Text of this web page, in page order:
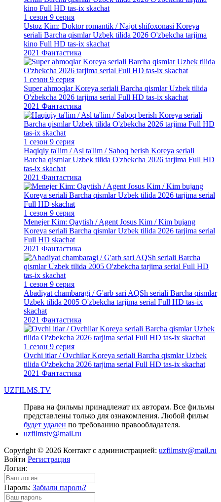
1 сезон 9 серия
Ustoz Kim: Doktor romantik / Najot shifoxonasi Koreya
seriali Barcha qismlar Uzbek tilida 2026 O'zbekcha tarjima
kino Full HD tas-ix skachat
2021 Фантастика
1 сезон 9 серия
Super ahmoqlar Koreya seriali Barcha qismlar Uzbek tilida
O'zbekcha 2026 tarjima serial Full HD tas-ix skachat
2021 Фантастика
1 сезон 9 серия
Haqiqiy ta'lim / Asl ta'lim / Saboq berish Koreya seriali
Barcha qismlar Uzbek tilida O'zbekcha 2026 tarjima Full HD
tas-ix skachat
2021 Фантастика
1 сезон 9 серия
Menejer Kim: Qaytish / Agent Josus Kim / Kim bujang
Koreya seriali Barcha qismlar Uzbek tilida 2026 tarjima serial
Full HD skachat
2021 Фантастика
1 сезон 9 серия
Abadiyat chambaragi / G'arb sari AQSh seriali Barcha qismlar
Uzbek tilida 2005 O'zbekcha tarjima serial Full HD tas-ix
skachat
2021 Фантастика
1 сезон 9 серия
Ovchi itlar / Ovchilar Koreya seriali Barcha qismlar Uzbek
tilida O'zbekcha 2026 tarjima serial Full HD tas-ix skachat
2021 Фантастика
UZFILMS.TV
Права на фильмы принадлежат их авторам. Все фильмы
представлены только для ознакомления. Любой фильм
будет удален по требованию правообладателя.
uzfilmstv@mail.ru
Copyright © 2026 Контакт с администрацией: uzfilmstv@mail.ru
Войти Регистрация
Логин:
Пароль: Забыли пароль?